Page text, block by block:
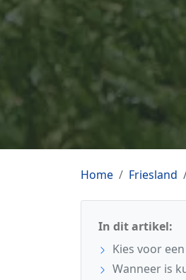
Home Friesland
In dit artikel:
Kies voor
Wanneer is